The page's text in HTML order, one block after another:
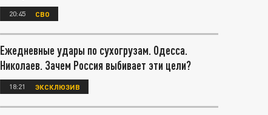
20:45 СВО
Ежедневные удары по сухогрузам. Одесса.
Николаев. Зачем Россия выбивает эти цели?
18:21 ЭКСКЛЮЗИВ